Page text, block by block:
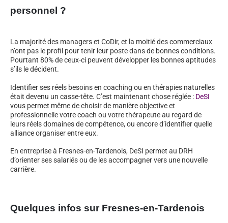
personnel ?
La majorité des managers et CoDir, et la moitié des commerciaux
n’ont pas le profil pour tenir leur poste dans de bonnes conditions.
Pourtant 80% de ceux-ci peuvent développer les bonnes aptitudes
s’ils le décident.
Identifier ses réels besoins en coaching ou en thérapies naturelles
était devenu un casse-tête. C’est maintenant chose réglée : DeSI
vous permet même de choisir de manière objective et
professionnelle votre coach ou votre thérapeute au regard de
leurs réels domaines de compétence, ou encore d’identifier quelle
alliance organiser entre eux.
En entreprise à Fresnes-en-Tardenois, DeSI permet au DRH
d’orienter ses salariés ou de les accompagner vers une nouvelle
carrière.
Quelques infos sur Fresnes-en-Tardenois